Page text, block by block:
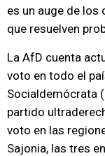
es un auge de los
que resuelven
La AfD cuenta
voto en todo el
Socialdemócrata
partido
voto en las
Sajonia, las tres